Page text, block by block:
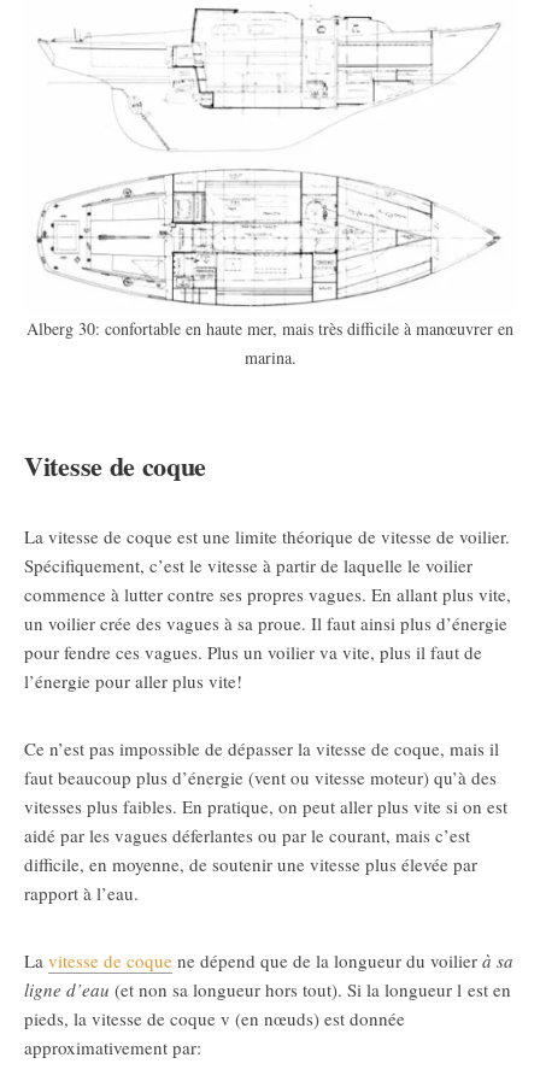
Alberg 30: confortable en haute mer, mais très difficile à manœuvrer en
marina.
Vitesse de coque
La vitesse de coque est une limite théorique de vitesse de voilier.
Spécifiquement, c’est le vitesse à partir de laquelle le voilier
commence à lutter contre ses propres vagues. En allant plus vite,
un voilier crée des vagues à sa proue. Il faut ainsi plus d’énergie
pour fendre ces vagues. Plus un voilier va vite, plus il faut de
l’énergie pour aller plus vite!
Ce n’est pas impossible de dépasser la vitesse de coque, mais il
faut beaucoup plus d’énergie (vent ou vitesse moteur) qu’à des
vitesses plus faibles. En pratique, on peut aller plus vite si on est
aidé par les vagues déferlantes ou par le courant, mais c’est
difficile, en moyenne, de soutenir une vitesse plus élevée par
rapport à l’eau.
La vitesse de coque ne dépend que de la longueur du voilier à sa
ligne d’eau (et non sa longueur hors tout). Si la longueur l est en
pieds, la vitesse de coque v (en nœuds) est donnée
approximativement par: